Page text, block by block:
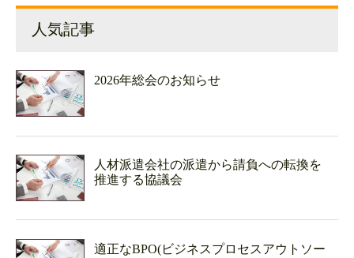
人気記事
2026年総会のお知らせ
人材派遣会社の派遣から請負への転換を
推進する協議会
適正なBPO(ビジネスプロセスアウトソー